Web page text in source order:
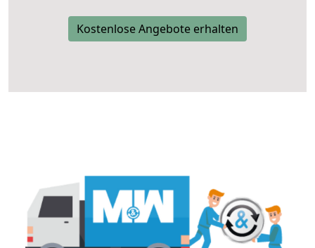
Kostenlose Angebote erhalten